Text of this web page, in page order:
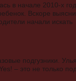
в начале 2010-х
Вскоре
начали искать
подгузники.
– это не только